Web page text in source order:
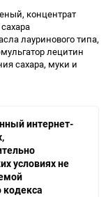
концентрат
лауринового типа,
лецитин
сахара, муки и
интернет-
условиях не